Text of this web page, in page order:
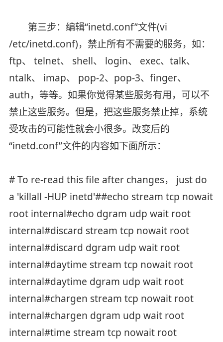
第三步：编辑“inetd.conf”文件(vi
/etc/inetd.conf)，禁止所有不需要的服务，如：
ftp、 telnet、 shell、 login、 exec、talk、
ntalk、 imap、 pop-2、pop-3、finger、
auth，等等。如果你觉得某些服务有用，可以不
禁止这些服务。但是，把这些服务禁止掉，系统
受攻击的可能性就会小很多。改变后的
“inetd.conf”文件的内容如下面所示：
# To re-read this file after changes， just do
a 'killall -HUP inetd'##echo stream tcp nowait
root internal#echo dgram udp wait root
internal#discard stream tcp nowait root
internal#discard dgram udp wait root
internal#daytime stream tcp nowait root
internal#daytime dgram udp wait root
internal#chargen stream tcp nowait root
internal#chargen dgram udp wait root
internal#time stream tcp nowait root